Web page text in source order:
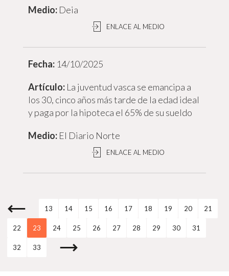
Deia
ENLACE AL MEDIO
14/10/2025
La juventud vasca se emancipa a
los 30, cinco años más tarde de la edad ideal
y paga por la hipoteca el 65% de su sueldo
El Diario Norte
ENLACE AL MEDIO
13 14 15 16 17 18 19 20 21
22 23 24 25 26 27 28 29 30 31
32 33